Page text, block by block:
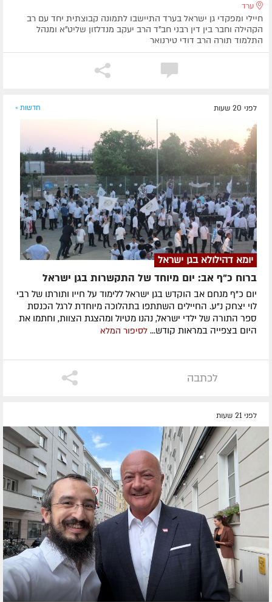
ערד
חיילי ומפקדי גן ישראל בערד התיישבו לתמונה קבוצתית יחד עם רב
הקהילה וחבר בין דין רבני חב"ד הרב יעקב מנדלזון שליט"א ומנהל
התלמוד תורה הרב דודי טירנואר
לפני 20 שעות חדשות »
יומא דהילולא בגן ישראל
ברוח כ"ף אב: יום מיוחד של התקשרות בגן ישראל
יום כ"ף מנחם אב הוקדש בגן ישראל ללימוד על חייו ותורתו של רבי
לוי יצחק נ"ע. החיילים השתתפו בתהלוכה מיוחדת לרגל הכנסת
ספר התורה של ילדי ישראל, נהנו מטיול ומהצגת הצוות, וחתמו את
היום בצפייה במראות קודש... לסיפור המלא
לכתבה
לפני 21 שעות